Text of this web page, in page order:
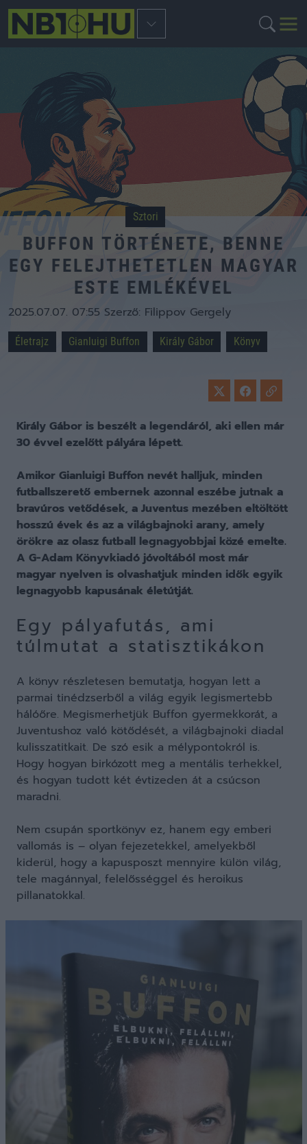
Sztori
BUFFON TÖRTÉNETE, BENNE
EGY FELEJTHETETLEN MAGYAR
ESTE EMLÉKÉVEL
2025.07.07. 07:55 Szerző: Filippov Gergely
Életrajz Gianluigi Buffon Király Gábor Könyv
Király Gábor is beszélt a legendáról, aki ellen már
30 évvel ezelőtt pályára lépett.
Amikor Gianluigi Buffon nevét halljuk, minden
futballszerető embernek azonnal eszébe jutnak a
bravúros vetődések, a Juventus mezében eltöltött
hosszú évek és az a világbajnoki arany, amely
örökre az olasz futball legnagyobbjai közé emelte.
A G-Adam Könyvkiadó jóvoltából most már
magyar nyelven is olvashatjuk minden idők egyik
legnagyobb kapusának életútját.
Egy pályafutás, ami
túlmutat a statisztikákon
A könyv részletesen bemutatja, hogyan lett a
parmai tinédzserből a világ egyik legismertebb
hálóőre. Megismerhetjük Buffon gyermekkorát, a
Juventushoz való kötődését, a világbajnoki diadal
kulisszatitkait. De szó esik a mélypontokról is.
Hogy hogyan birkózott meg a mentális terhekkel,
és hogyan tudott két évtizeden át a csúcson
maradni.
Nem csupán sportkönyv ez, hanem egy emberi
vallomás is – olyan fejezetekkel, amelyekből
kiderül, hogy a kapusposzt mennyire külön világ,
tele magánnyal, felelősséggel és heroikus
pillanatokkal.